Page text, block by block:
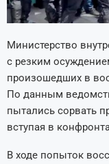
Министерство
с резким
произошедших в
По данным
пытались сорвать
вступая в
В ходе попыток